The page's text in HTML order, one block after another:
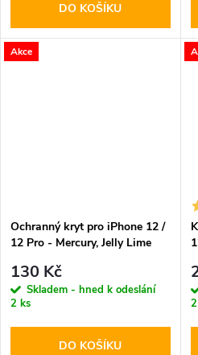
DO KOŠÍKU
Akce
Ochranný kryt pro iPhone 12 /
12 Pro - Mercury, Jelly Lime
130 Kč
Skladem - hned k odeslání
2 ks
DO KOŠÍKU